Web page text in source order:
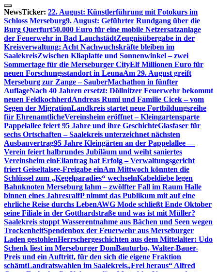
NewsTicker: 22. August: Künstlerführung mit Fotokurs im
Schloss Merseburg9. August: Geführter Rundgang über die
Burg Querfurt50.000 Euro für eine mobile Netzersatzanlage
der Feuerwehr in Bad LauchstädtZeugnisübergabe in der
Kreisverwaltung: Acht Nachwuchskräfte bleiben im
SaalekreisZwischen Kliaplatte und Sonnenwinkel – zwei
Sommertage für die Merseburger CityElf Millionen Euro für
neuen Forschungsstandort in LeunaAm 29. August greift
Merseburg zur Zange – SauberMachathon in fünfter
AuflageNach 40 Jahren ersetzt: Döllnitzer Feuerwehr bekommt
neuen FeldkochherdAndreas Rumi und Familie Cicek – vom
Segen der MigrationLandkreis startet neue Fortbildungsreihe
für EhrenamtlicheVereinsheim eröffnet – Kleingartensparte
Pappelallee feiert 95 Jahre und ihre GeschichteGlasfaser für
sechs Ortschaften – Saalekreis unterzeichnet nächsten
Ausbauvertrag95 Jahre Kleingärten an der Pappelallee —
Verein feiert halbrundes Jubiläum und weiht saniertes
Vereinsheim einEilantrag hat Erfolg – Verwaltungsgericht
friert Geiseltalsee-Freigabe einAm Mittwoch könnten die
Schlüssel zum „Kegelparadies“ wechselnKabeldiebe legen
Bahnknoten Merseburg lahm – zwölfter Fall im Raum Halle
binnen eines JahresralfP nimmt das Publikum mit auf eine
ehrliche Reise durchs LebenAWG Mode schließt Ende Oktober
seine Filiale in der Gotthardstraße und was ist mit Müller?
Saalekreis stoppt Wasserentnahme aus Bächen und Seen wegen
TrockenheitSpendenbox der Feuerwehr aus Merseburger
Laden gestohlenHerrschergeschichten aus dem Mittelalter: Udo
Schenk liest im Merseburger DomBauturbo, Walter-Bauer-
Preis und ein Auftritt, für den sich die eigene Fraktion
schämtLandratswahlen im Saalekreis„Frei heraus“ Alfred